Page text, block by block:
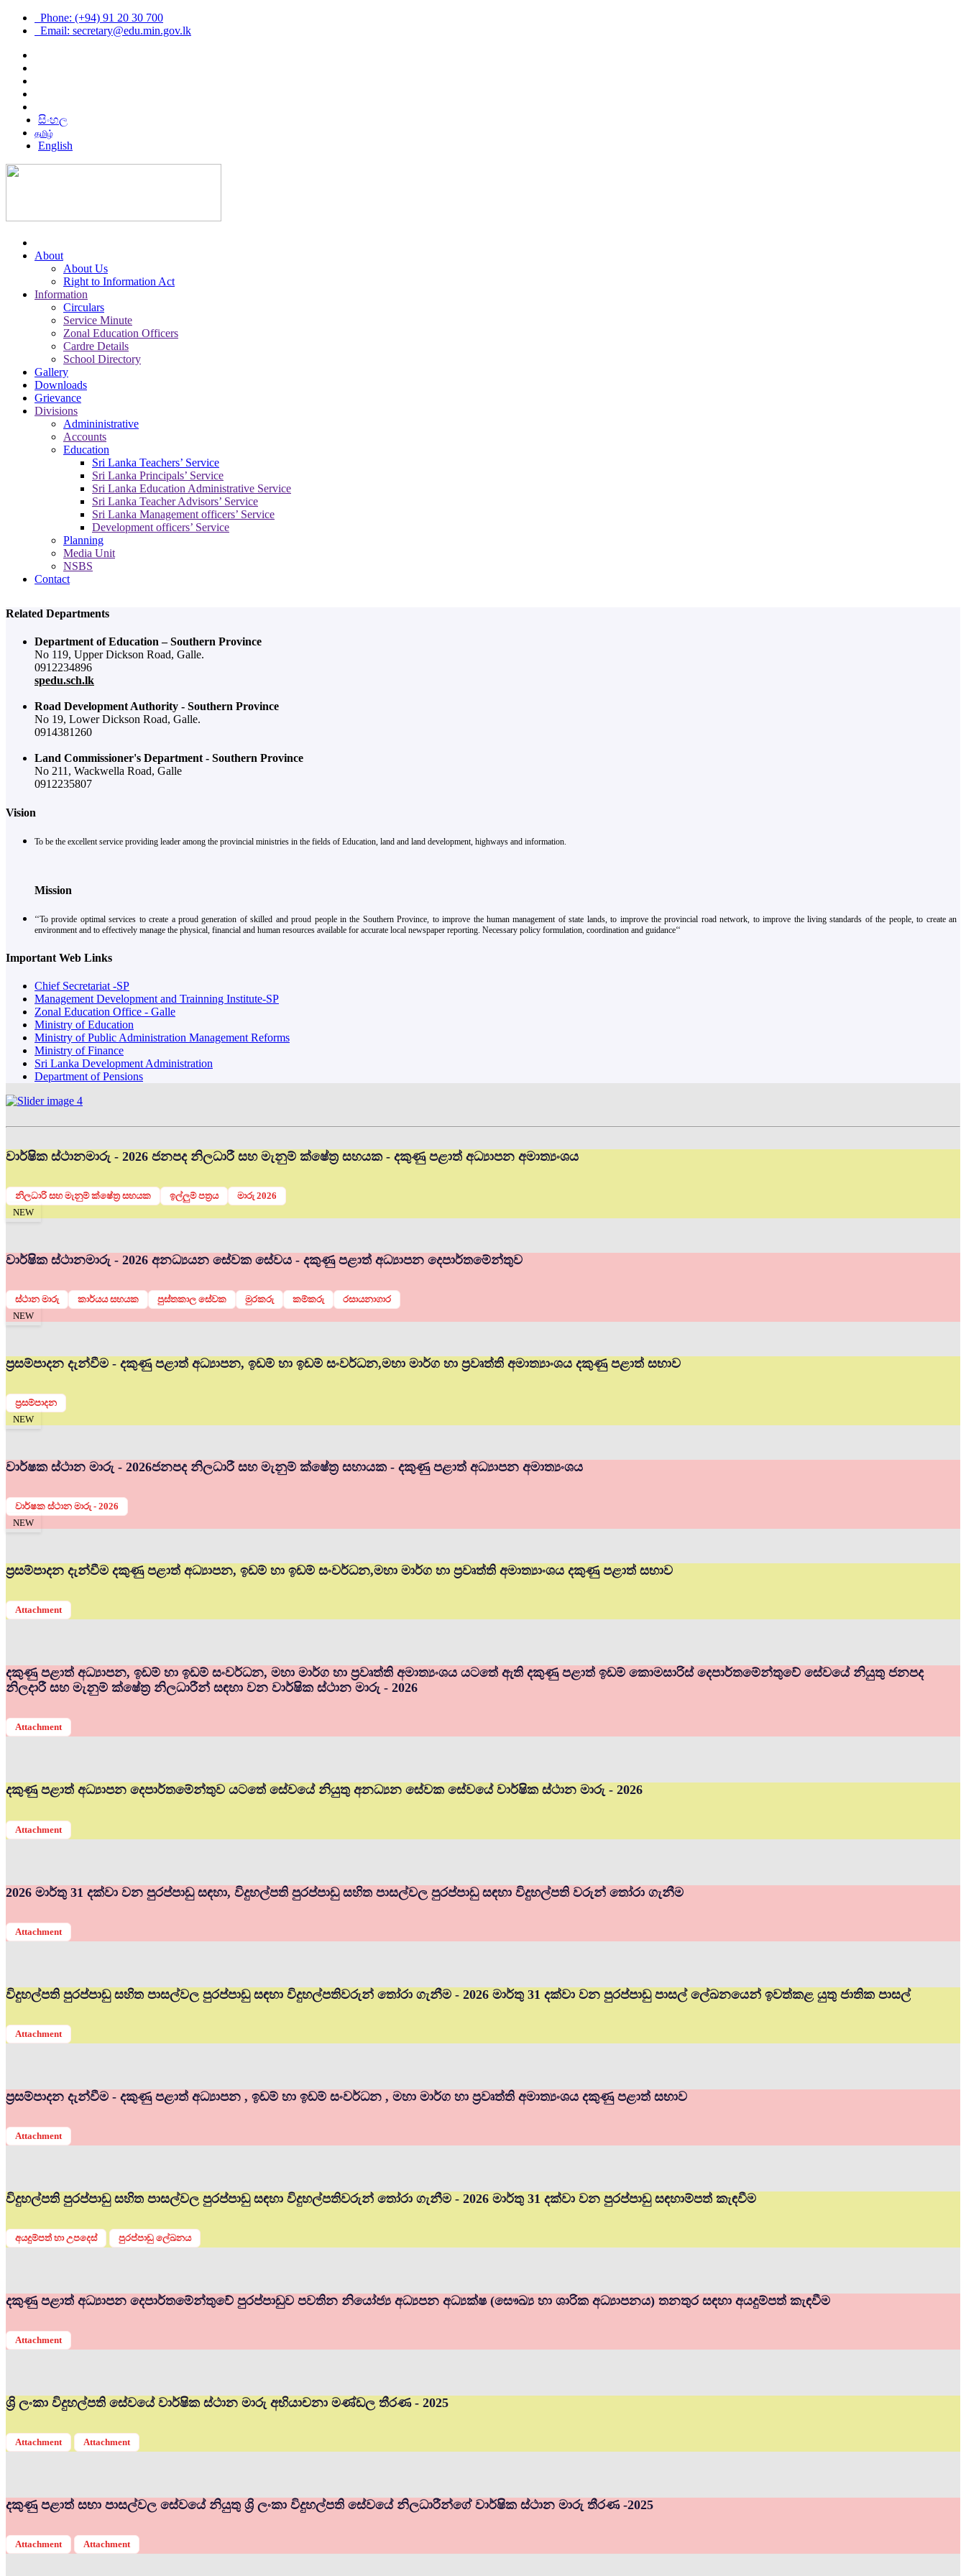
Phone: (+94) 91 20 30 700
Email: secretary@edu.min.gov.lk
සිංහල
தமிழ்
English
About
About Us
Right to Information Act
Information
Circulars
Service Minute
Zonal Education Officers
Cardre Details
School Directory
Gallery
Downloads
Grievance
Divisions
Admininistrative
Accounts
Education
Sri Lanka Teachers’ Service
Sri Lanka Principals’ Service
Sri Lanka Education Administrative Service
Sri Lanka Teacher Advisors’ Service
Sri Lanka Management officers’ Service
Development officers’ Service
Planning
Media Unit
NSBS
Contact
Related Departments
Department of Education – Southern Province
No 119, Upper Dickson Road, Galle.
0912234896
spedu.sch.lk
Road Development Authority - Southern Province
No 19, Lower Dickson Road, Galle.
0914381260
Land Commissioner's Department - Southern Province
No 211, Wackwella Road, Galle
0912235807
Vision
To be the excellent service providing leader among the provincial ministries in the fields of Education, land and land development, highways and information.
Mission
‘‘To provide optimal services to create a proud generation of skilled and proud people in the Southern Province, to improve the human management of state lands, to improve the provincial road network, to improve the living standards of the people, to create an
environment and to effectively manage the physical, financial and human resources available for accurate local newspaper reporting. Necessary policy formulation, coordination and guidance‘‘
Important Web Links
Chief Secretariat -SP
Management Development and Trainning Institute-SP
Zonal Education Office - Galle
Ministry of Education
Ministry of Public Administration Management Reforms
Ministry of Finance
Sri Lanka Development Administration
Department of Pensions
වාර්ෂික ස්ථානමාරු - 2026 ජනපද නිලධාරී සහ මැනුම් ක්ෂේත්‍ර සහයක - දකුණු පළාත් අධ්‍යාපන අමාත්‍යංශය
නිලධාරි සහ මැනුම් ක්ෂේත්‍ර සහයක ඉල්ලුම් පත්‍රය
මාරු 2026
NEW
වාර්ෂික ස්ථානමාරු - 2026 අනධ්‍යයන සේවක සේවය - දකුණු පළාත් අධ්‍යාපන දෙපාර්තමේන්තුව
ස්ථාන මාරු කාර්යය සහයක පුස්තකාල සේවක මුරකරු කම්කරු
රසායනාගාර
NEW
ප්‍රසම්පාදන දැන්වීම - දකුණු පළාත් අධ්‍යාපන, ඉඩම් හා ඉඩම් සංවර්ධන,මහා මාර්ග හා ප්‍රවෘත්ති අමාත්‍යාංශය දකුණු පළාත් සභාව
ප්‍රසම්පාදන
NEW
වාර්ෂක ස්ථාන මාරු - 2026ජනපද නිලධාරී සහ මැනුම් ක්ෂේත්‍ර සහායක - දකුණු පළාත් අධ්‍යාපන අමාත්‍යංශය
වාර්ෂක ස්ථාන මාරු - 2026
NEW
ප්‍රසම්පාදන දැන්වීම දකුණු පළාත් අධ්‍යාපන, ඉඩම් හා ඉඩම් සංවර්ධන,මහා මාර්ග හා ප්‍රවෘත්ති අමාත්‍යාංශය දකුණු පළාත් සභාව
Attachment
දකුණු පළාත් අධ්‍යාපන, ඉඩම් හා ඉඩම් සංවර්ධන, මහා මාර්ග හා ප්‍රවෘත්ති අමාත්‍යංශය යටතේ ඇති දකුණු පළාත් ඉඩම් කොමසාරිස් දෙපාර්තමේන්තුවේ සේවයේ නියුතු ජනපද
නිලදාරී සහ මැනුම් ක්ෂේත්‍ර නිලධාරීන් සඳහා වන වාර්ෂික ස්ථාන මාරු - 2026
Attachment
දකුණු පළාත් අධ්‍යාපන දෙපාර්තමේන්තුව යටතේ සේවයේ නියුතු අනධ්‍යන සේවක සේවයේ වාර්ෂික ස්ථාන මාරු - 2026
Attachment
2026 මාර්තු 31 දක්වා වන පුරප්පාඩු සඳහා, විදුහල්පති පුරප්පාඩු සහිත පාසල්වල පුරප්පාඩු සඳහා විදුහල්පති වරුන් තෝරා ගැනීම
Attachment
විදුහල්පති පුරප්පාඩු සහිත පාසල්වල පුරප්පාඩු සඳහා විදුහල්පතිවරුන් තෝරා ගැනීම - 2026 මාර්තු 31 දක්වා වන පුරප්පාඩු පාසල් ලේඛනයෙන් ඉවත්කළ යුතු ජාතික පාසල්
Attachment
ප්‍රසම්පාදන දැන්වීම - දකුණු පළාත් අධ්‍යාපන , ඉඩම් හා ඉඩම් සංවර්ධන , මහා මාර්ග හා ප්‍රවෘත්ති අමාත්‍යංශය දකුණු පළාත් සභාව
Attachment
විදුහල්පති පුරප්පාඩු සහිත පාසල්වල පුරප්පාඩු සඳහා විදුහල්පතිවරුන් තෝරා ගැනීම - 2026 මාර්තු 31 දක්වා වන පුරප්පාඩු සඳහාම්පත් කැඳවීම
අයදුම්පත් හා උපදෙස් පුරප්පාඩු ලේඛනය
දකුණු පළාත් අධ්‍යාපන දෙපාර්තමේන්තුවේ පුරප්පාඩුව පවතින නියෝජ්‍ය අධ්‍යපන අධ්‍යක්ෂ (සෞඛ්‍ය හා ශාරික අධ්‍යාපනය) තනතුර සඳහා අයදුම්පත් කැඳවීම
Attachment
ශ්‍රි ලංකා විදුහල්පති සේවයේ වාර්ෂික ස්ථාන මාරු අභියාචනා මණ්ඩල තීරණ - 2025
Attachment Attachment
දකුණු පළාත් සභා පාසල්වල සේවයේ නියුතු ශ්‍රි ලංකා විදුහල්පති සේවයේ නිලධාරීන්ගේ වාර්ෂික ස්ථාන මාරු තීරණ -2025
Attachment Attachment